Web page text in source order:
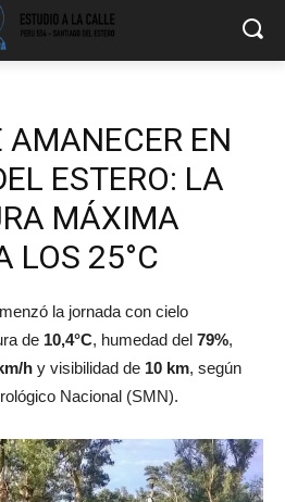
EN
ESTERO: LA
MÁXIMA
LOS 25°C
la jornada con cielo
de 10,4°C, humedad del 79%,
h y visibilidad de 10 km, según
Nacional (SMN).